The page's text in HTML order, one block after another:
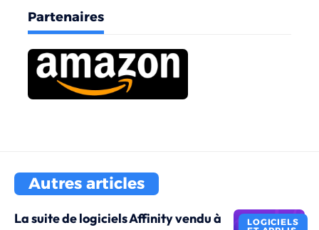
Partenaires
Autres articles
LOGICIELS
La suite de logiciels Affinity vendu à